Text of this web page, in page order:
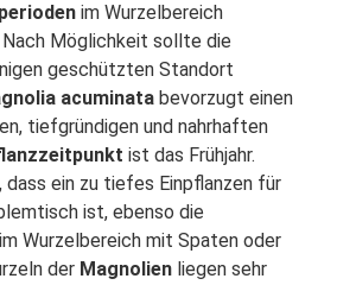
im Wurzelbereich
Möglichkeit sollte die
geschützten Standort
acuminata bevorzugt einen
tiefgründigen und nahrhaften
ist das Frühjahr.
ein zu tiefes Einpflanzen für
ist, ebenso die
Wurzelbereich mit Spaten oder
der Magnolien liegen sehr